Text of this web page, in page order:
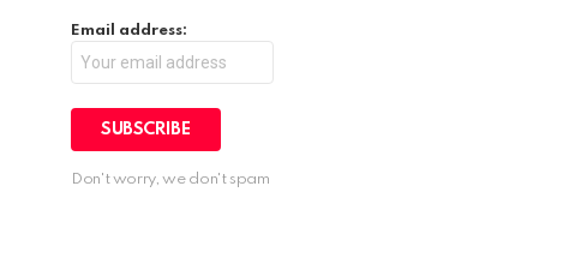
Email address:
Don't worry, we don't spam